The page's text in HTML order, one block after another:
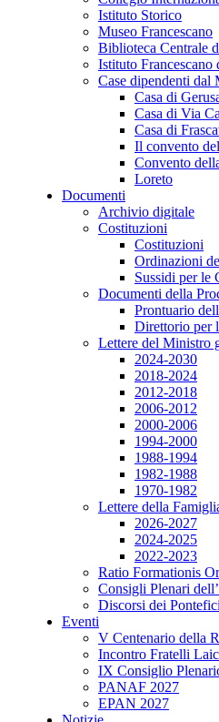
Istituto Storico
Museo Francescano
Biblioteca Centrale
Istituto Francescano
Case dipendenti dal
Casa di
Casa di Via
Casa di
Il convento
Convento
Loreto
Documenti
Archivio digitale
Costituzioni
Costituzioni
Ordinazioni
Sussidi per le
Documenti della
Prontuario
Direttorio per
Lettere del Ministro
2024-2030
2018-2024
2012-2018
2006-2012
2000-2006
1994-2000
1988-1994
1982-1988
1970-1982
Lettere della
2026-2027
2024-2025
2022-2023
Ratio Formationis
Consigli Plenari
Discorsi dei Pontefici
Eventi
V Centenario della
Incontro Fratelli
IX Consiglio
PANAF 2027
EPAN 2027